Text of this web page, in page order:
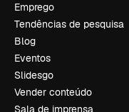
Emprego
Tendências de pesquisa
Blog
Eventos
Slidesgo
Vender conteúdo
Sala de imprensa